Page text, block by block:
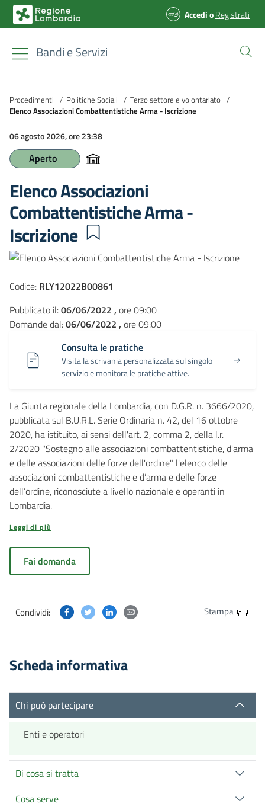
AccedioRegistrati
Bandi e Servizi
Procedimenti / Politiche Sociali / Terzo settore e volontariato /
Elenco Associazioni Combattentistiche Arma - Iscrizione
06 agosto 2026, ore 23:38
Aperto
Elenco Associazioni
Combattentistiche Arma -
Iscrizione
Codice: RLY12022B00861
Pubblicato il:06/06/2022 , ore 09:00
Domande dal:06/06/2022 , ore 09:00
Consulta le pratiche
Visita la scrivania personalizzata sul singolo
servizio e monitora le pratiche attive.
La Giunta regionale della Lombardia, con D.G.R. n. 3666/2020,
pubblicata sul B.U.R.L. Serie Ordinaria n. 42, del 16 ottobre
2020, ha istituito, ai sensi dell'art. 2, comma 2, della l.r.
2/2020 "Sostegno alle associazioni combattentistiche, d'arma
e delle associazioni delle forze dell'ordine" l'elenco delle
associazioni combattentistiche e d’arma e delle forze
dell’ordine, riconosciute a livello nazionale e operanti in
Lombardia.
Leggi di più
Fai domanda
Condividi: Condividi questa pagina su Facebook
Condividi questa pagina su Twitter
Condividi questa pagina su Linkedin
Condividi questa pagina via
Stampa
Scheda informativa
Chi può partecipare
Enti e operatori
Di cosa si tratta
Cosa serve